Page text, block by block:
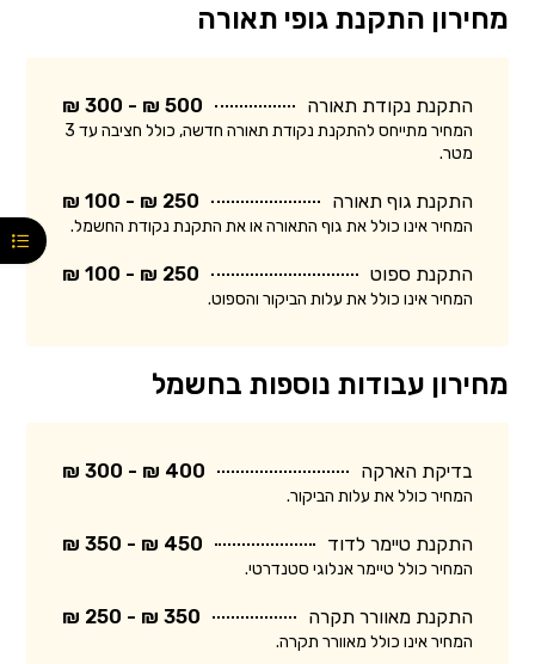
מחירון התקנת גופי תאורה
התקנת נקודת תאורה 500 ₪ - 300 ₪
המחיר מתייחס להתקנת נקודת תאורה חדשה, כולל חציבה עד 3
מטר.
התקנת גוף תאורה 250 ₪ - 100 ₪
המחיר אינו כולל את גוף התאורה או את התקנת נקודת החשמל.
התקנת ספוט 250 ₪ - 100 ₪
המחיר אינו כולל את עלות הביקור והספוט.
מחירון עבודות נוספות בחשמל
בדיקת הארקה 400 ₪ - 300 ₪
המחיר כולל את עלות הביקור.
התקנת טיימר לדוד 450 ₪ - 350 ₪
המחיר כולל טיימר אנלוגי סטנדרטי.
התקנת מאוורר תקרה 350 ₪ - 250 ₪
המחיר אינו כולל מאוורר תקרה.